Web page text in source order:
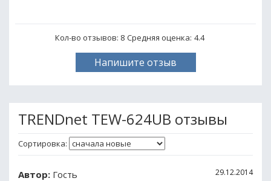
Кол-во отзывов: 8 Средняя оценка: 4.4
Напишите отзыв
TRENDnet TEW-624UB отзывы
Сортировка:
Автор: Гость 29.12.2014